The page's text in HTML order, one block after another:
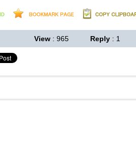
View : 965 Reply : 1